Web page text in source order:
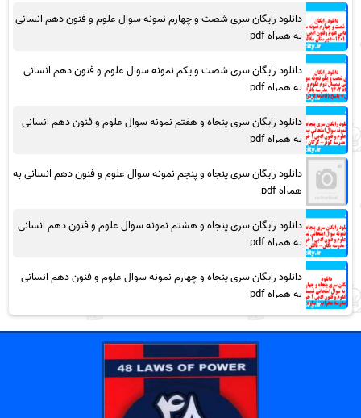
دانلود رایگان سری شصت و چهارم نمونه سوال علوم و فنون دهم انسانی
به همراه pdf
دانلود رایگان سری شصت و یکم نمونه سوال علوم و فنون دهم انسانی
به همراه pdf
دانلود رایگان سری پنجاه و هفتم نمونه سوال علوم و فنون دهم انسانی
به همراه pdf
دانلود رایگان سری پنجاه و پنجم نمونه سوال علوم و فنون دهم انسانی به
همراه pdf
دانلود رایگان سری پنجاه و هشتم نمونه سوال علوم و فنون دهم انسانی
به همراه pdf
دانلود رایگان سری پنجاه و چهارم نمونه سوال علوم و فنون دهم انسانی
به همراه pdf